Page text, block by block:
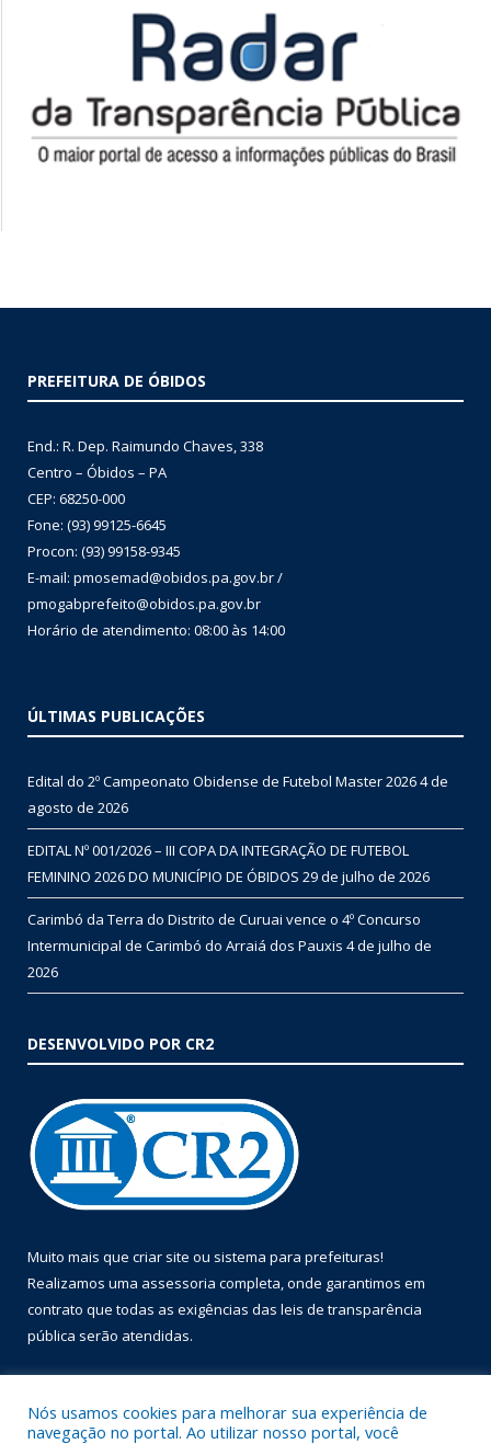
PREFEITURA DE ÓBIDOS
End.: R. Dep. Raimundo Chaves, 338
Centro – Óbidos – PA
CEP: 68250-000
Fone: (93) 99125-6645
Procon: (93) 99158-9345
E-mail: pmosemad@obidos.pa.gov.br /
pmogabprefeito@obidos.pa.gov.br
Horário de atendimento: 08:00 às 14:00
ÚLTIMAS PUBLICAÇÕES
Edital do 2º Campeonato Obidense de Futebol Master 20264 de
agosto de 2026
EDITAL Nº 001/2026 – III COPA DA INTEGRAÇÃO DE FUTEBOL
FEMININO 2026 DO MUNICÍPIO DE ÓBIDOS 29 de julho de 2026
Carimbó da Terra do Distrito de Curuai vence o 4º Concurso
Intermunicipal de Carimbó do Arraiá dos Pauxis 4 de julho de
2026
DESENVOLVIDO POR CR2
Muito mais que criar site ou sistema para prefeituras!
Realizamos uma assessoria completa, onde garantimos em
contrato que todas as exigências das leis de transparência
pública serão atendidas.
Nós usamos cookies para melhorar sua experiência de
navegação no portal. Ao utilizar nosso portal, você